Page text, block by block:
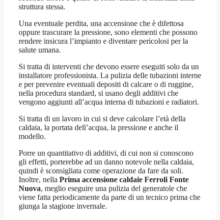
struttura stessa.
Una eventuale perdita, una accensione che è difettosa
oppure trascurare la pressione, sono elementi che possono
rendere insicura l’impianto e diventare pericolosi per la
salute umana.
Si tratta di interventi che devono essere eseguiti solo da un
installatore professionista. La pulizia delle tubazioni interne
e per prevenire eventuali depositi di calcare o di ruggine,
nella procedura standard, si usano degli additivi che
vengono aggiunti all’acqua interna di tubazioni e radiatori.
Si tratta di un lavoro in cui si deve calcolare l’età della
caldaia, la portata dell’acqua, la pressione e anche il
modello.
Porre un quantitativo di additivi, di cui non si conoscono
gli effetti, porterebbe ad un danno notevole nella caldaia,
quindi è sconsigliata come operazione da fare da soli.
Inoltre, nella Prima accensione caldaie Ferroli Fonte
Nuova, meglio eseguire una pulizia del generatole che
viene fatta periodicamente da parte di un tecnico prima che
giunga la stagione invernale.